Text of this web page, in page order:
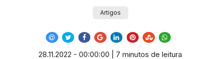
Artigos
28.11.2022 - 00:00:00 | 7 minutos de leitura